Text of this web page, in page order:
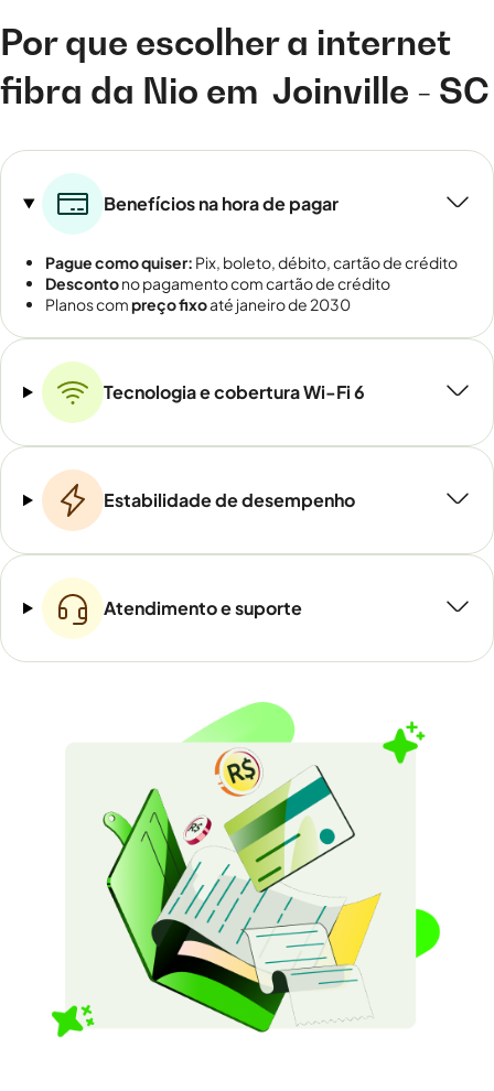
Por que escolher a internet
fibra da Nio em Joinville - SC
Benefícios na hora de pagar
Pague como quiser: Pix, boleto, débito, cartão de crédito
Descontono pagamento com cartão de crédito
Planos compreço fixoaté janeiro de 2030
Tecnologia e cobertura Wi-Fi 6
Estabilidade de desempenho
Atendimento e suporte